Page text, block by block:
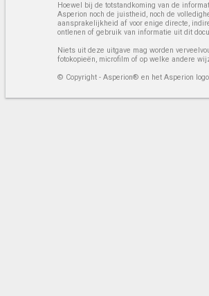
Hoewel bij de totstandkoming van de
Asperion noch de juistheid, noch de
aansprakelijkheid af voor enige directe,
ontlenen of gebruik van informatie uit dit
Niets uit deze uitgave mag worden
fotokopieën, microfilm of op welke andere
© Copyright - Asperion® en het Asperion